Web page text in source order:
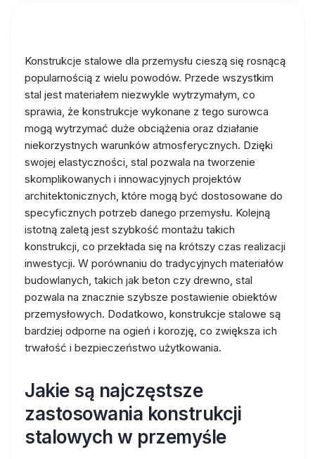
Konstrukcje stalowe dla przemysłu cieszą się rosnącą
popularnością z wielu powodów. Przede wszystkim
stal jest materiałem niezwykle wytrzymałym, co
sprawia, że konstrukcje wykonane z tego surowca
mogą wytrzymać duże obciążenia oraz działanie
niekorzystnych warunków atmosferycznych. Dzięki
swojej elastyczności, stal pozwala na tworzenie
skomplikowanych i innowacyjnych projektów
architektonicznych, które mogą być dostosowane do
specyficznych potrzeb danego przemysłu. Kolejną
istotną zaletą jest szybkość montażu takich
konstrukcji, co przekłada się na krótszy czas realizacji
inwestycji. W porównaniu do tradycyjnych materiałów
budowlanych, takich jak beton czy drewno, stal
pozwala na znacznie szybsze postawienie obiektów
przemysłowych. Dodatkowo, konstrukcje stalowe są
bardziej odporne na ogień i korozję, co zwiększa ich
trwałość i bezpieczeństwo użytkowania.
Jakie są najczęstsze
zastosowania konstrukcji
stalowych w przemyśle